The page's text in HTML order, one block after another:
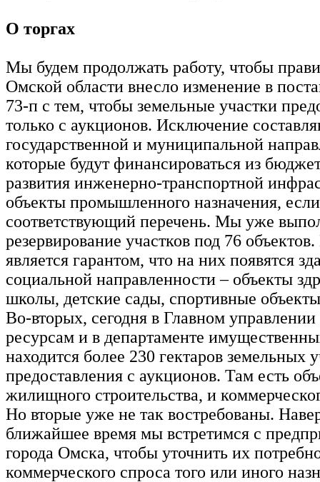
О торгах
Мы будем продолжать работу, чтобы
Омской области внесло изменение в
73-п с тем, чтобы земельные участки
только с аукционов. Исключение
государственной и муниципальной
которые будут финансироваться из
развития инженерно-транспортной
объекты промышленного назначения,
соответствующий перечень. Мы уже
резервирование участков под 76
является гарантом, что на них появятся
социальной направленности – объекты
школы, детские сады, спортивные
Во-вторых, сегодня в Главном
ресурсам и в департаменте
находится более 230 гектаров земельных
предоставления с аукционов. Там есть
жилищного строительства, и
Но вторые уже не так востребованы.
ближайшее время мы встретимся с
города Омска, чтобы уточнить их
коммерческого спроса того или иного